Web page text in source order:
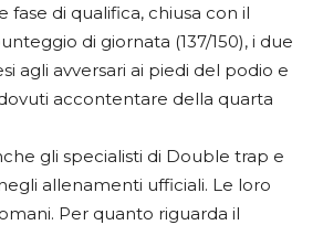
fase di qualifica, chiusa con il
di giornata (137/150), i due
agli avversari ai piedi del podio e
accontentare della quarta
gli specialisti di Double trap e
allenamenti ufficiali. Le loro
Per quanto riguarda il